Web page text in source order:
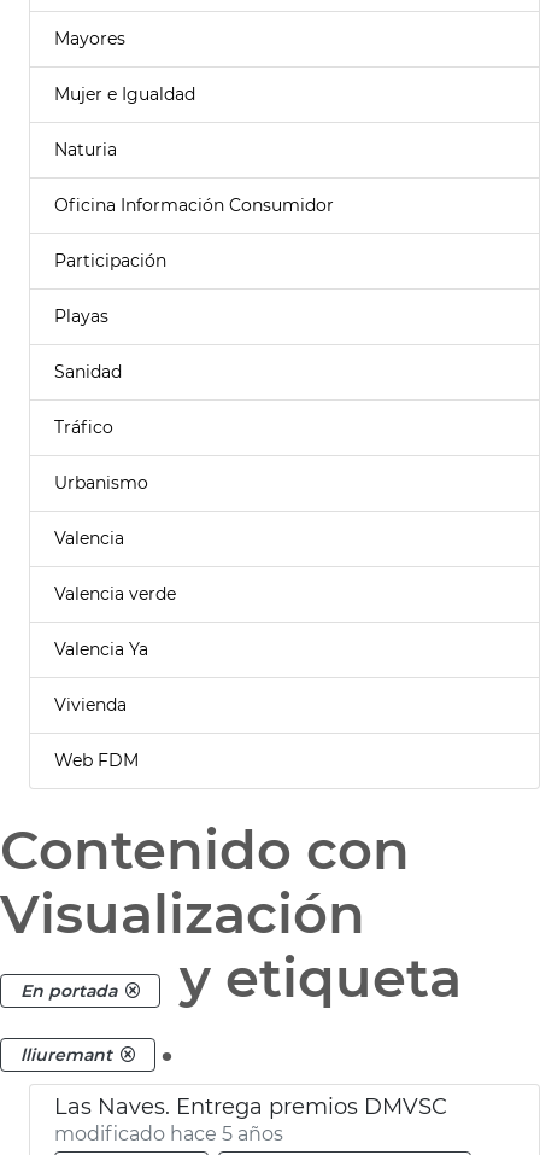
Mayores
Mujer e Igualdad
Naturia
Oficina Información Consumidor
Participación
Playas
Sanidad
Tráfico
Urbanismo
Valencia
Valencia verde
Valencia Ya
Vivienda
Web FDM
Contenido con
Visualización
En portada y etiqueta
lliuremant .
Las Naves. Entrega premios DMVSC
modificado hace 5 años